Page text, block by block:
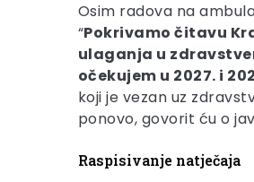
Osim radova na
“Pokrivamo čitavu
ulaganja u
očekujem u 2027. i
koji je vezan uz
ponovo, govorit ću o
Raspisivanje natječaja